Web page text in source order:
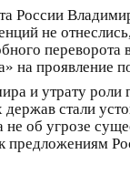
России
не
на проявление
и утрату
держав стали
не об угрозе